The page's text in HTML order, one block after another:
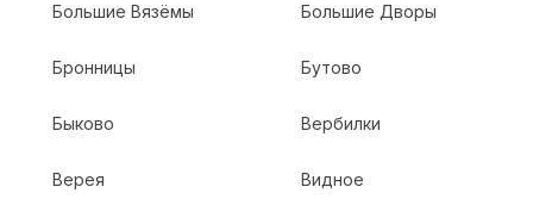
Большие Вязёмы Большие Дворы
Бронницы Бутово
Быково Вербилки
Верея Видное